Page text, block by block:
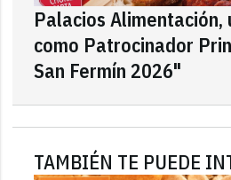
Palacios Alimentación,
como Patrocinador
San Fermín 2026"
TAMBIÉN TE PUEDE